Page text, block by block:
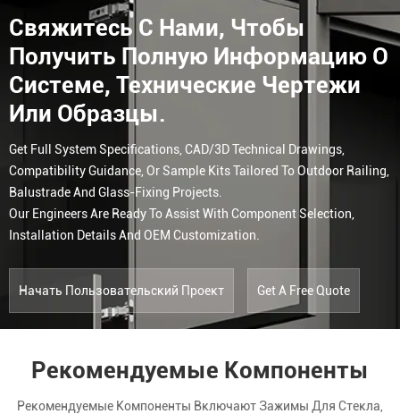
Свяжитесь С Нами, Чтобы
Получить Полную Информацию О
Системе, Технические Чертежи
Или Образцы.
Get Full System Specifications, CAD/3D Technical Drawings,
Compatibility Guidance, Or Sample Kits Tailored To Outdoor Railing,
Balustrade And Glass-Fixing Projects.
Our Engineers Are Ready To Assist With Component Selection,
Installation Details And OEM Customization.
Начать Пользовательский Проект Get A Free Quote
Рекомендуемые Компоненты
Рекомендуемые Компоненты Включают Зажимы Для Стекла,